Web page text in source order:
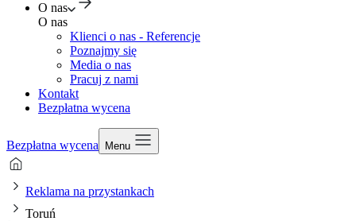
O nas
O nas
Klienci o nas - Referencje
Poznajmy się
Media o nas
Pracuj z nami
Kontakt
Bezpłatna wycena
Bezpłatna wycena Menu
Reklama na przystankach
Toruń